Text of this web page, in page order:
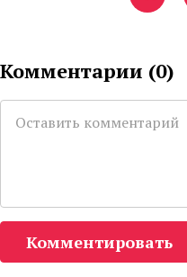
Комментарии (0)
Комментировать